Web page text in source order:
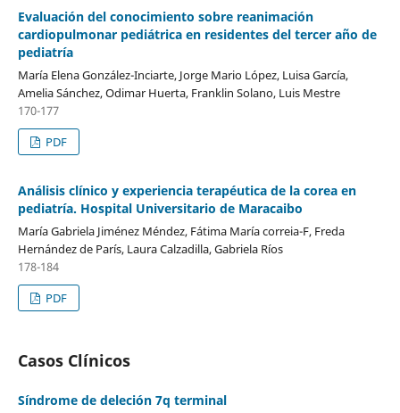
Evaluación del conocimiento sobre reanimación
cardiopulmonar pediátrica en residentes del tercer año de
pediatría
María Elena González-Inciarte, Jorge Mario López, Luisa García,
Amelia Sánchez, Odimar Huerta, Franklin Solano, Luis Mestre
170-177
PDF
Análisis clínico y experiencia terapéutica de la corea en
pediatría. Hospital Universitario de Maracaibo
María Gabriela Jiménez Méndez, Fátima María correia-F, Freda
Hernández de París, Laura Calzadilla, Gabriela Ríos
178-184
PDF
Casos Clínicos
Síndrome de deleción 7q terminal